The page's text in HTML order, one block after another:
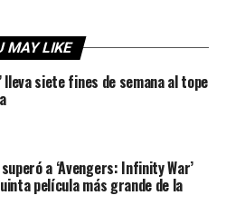
MAY LIKE
lleva siete fines de semana al tope
a ‘Avengers: Infinity War’
película más grande de la